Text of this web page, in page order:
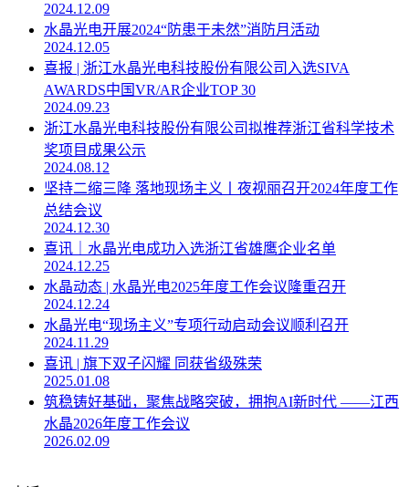
2024.12.09
水晶光电开展2024“防患于未然”消防月活动
2024.12.05
喜报 | 浙江水晶光电科技股份有限公司入选SIVA
AWARDS中国VR/AR企业TOP 30
2024.09.23
浙江水晶光电科技股份有限公司拟推荐浙江省科学技术
奖项目成果公示
2024.08.12
坚持二缩三降 落地现场主义丨夜视丽召开2024年度工作
总结会议
2024.12.30
喜讯｜水晶光电成功入选浙江省雄鹰企业名单
2024.12.25
水晶动态 | 水晶光电2025年度工作会议隆重召开
2024.12.24
水晶光电“现场主义”专项行动启动会议顺利召开
2024.11.29
喜讯 | 旗下双子闪耀 同获省级殊荣
2025.01.08
筑稳铸好基础，聚焦战略突破，拥抱AI新时代 ——江西
水晶2026年度工作会议
2026.02.09